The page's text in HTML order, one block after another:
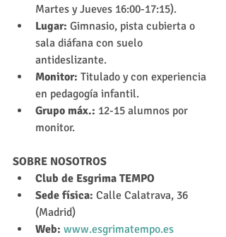
Martes y Jueves 16:00-17:15).
Lugar: Gimnasio, pista cubierta o
sala diáfana con suelo
antideslizante.
Monitor: Titulado y con experiencia
en pedagogía infantil.
Grupo máx.: 12-15 alumnos por
monitor.
SOBRE NOSOTROS
Club de Esgrima TEMPO
Sede física: Calle Calatrava, 36
(Madrid)
Web: www.esgrimatempo.es